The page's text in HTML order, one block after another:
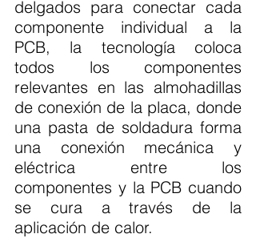
delgados para conectar cada
componente individual a la
PCB, la tecnología coloca
todos los componentes
relevantes en las almohadillas
de conexión de la placa, donde
una pasta de soldadura forma
una conexión mecánica y
eléctrica entre los
componentes y la PCB cuando
se cura a través de la
aplicación de calor.